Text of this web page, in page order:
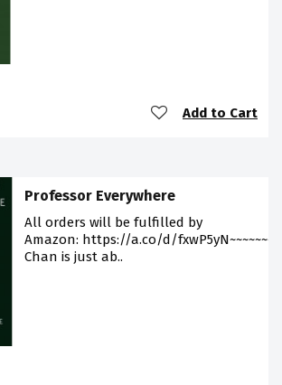
Add to Cart
Professor Everywhere
All orders will be fulfilled by
Amazon: https://a.co/d/
Chan is just ab..